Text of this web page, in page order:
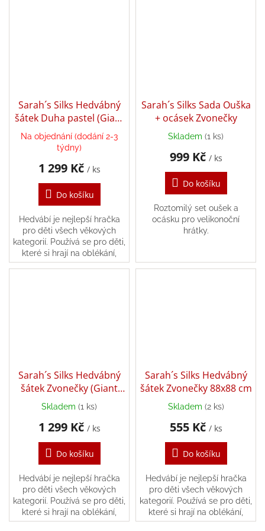
Sarah´s Silks Hedvábný
šátek Duha pastel (Giant
177x88 cm)
Na objednání (dodání 2-3
týdny)
1 299 Kč / ks
Do košíku
Hedvábí je nejlepší hračka
pro děti všech věkových
kategorií. Používá se pro děti,
které si hrají na oblékání,
staví pevnosti, balí panenky a
Sarah´s Silks Sada Ouška
+ ocásek Zvonečky
Skladem (1 ks)
999 Kč / ks
Do košíku
Roztomilý set oušek a
ocásku pro velikonoční
hrátky.
Sarah´s Silks Hedvábný
šátek Zvonečky (Giant
177x88 cm)
Skladem (1 ks)
1 299 Kč / ks
Do košíku
Hedvábí je nejlepší hračka
pro děti všech věkových
kategorií. Používá se pro děti,
které si hrají na oblékání,
staví pevnosti, balí panenky a
Sarah´s Silks Hedvábný
šátek Zvonečky 88x88 cm
Skladem (2 ks)
555 Kč / ks
Do košíku
Hedvábí je nejlepší hračka
pro děti všech věkových
kategorií. Používá se pro děti,
které si hrají na oblékání,
staví pevnosti, balí panenky a